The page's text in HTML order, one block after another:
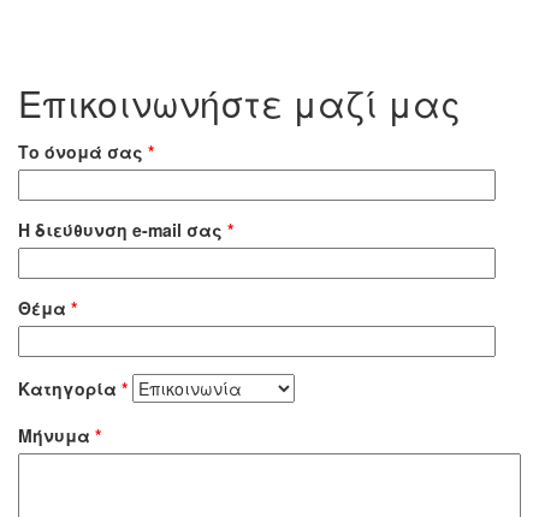
Επικοινωνήστε μαζί μας
Το όνομά σας *
Η διεύθυνση e-mail σας *
Θέμα *
Κατηγορία *
Μήνυμα *